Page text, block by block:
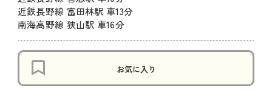
近鉄長野線 富田林駅 車13分
南海高野線 狭山駅 車16分
お気に入り